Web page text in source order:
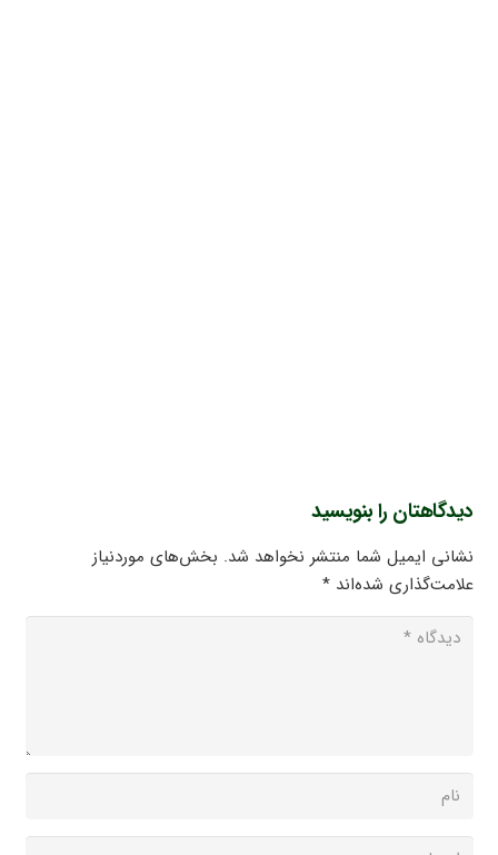
دیدگاهتان را بنویسید
نشانی ایمیل شما منتشر نخواهد شد. بخش‌های موردنیاز
علامت‌گذاری شده‌اند*